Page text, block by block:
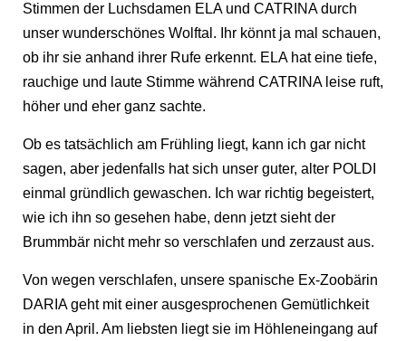
Stimmen der Luchsdamen ELA und CATRINA durch
unser wunderschönes Wolftal. Ihr könnt ja mal schauen,
ob ihr sie anhand ihrer Rufe erkennt. ELA hat eine tiefe,
rauchige und laute Stimme während CATRINA leise ruft,
höher und eher ganz sachte.
Ob es tatsächlich am Frühling liegt, kann ich gar nicht
sagen, aber jedenfalls hat sich unser guter, alter POLDI
einmal gründlich gewaschen. Ich war richtig begeistert,
wie ich ihn so gesehen habe, denn jetzt sieht der
Brummbär nicht mehr so verschlafen und zerzaust aus.
Von wegen verschlafen, unsere spanische Ex-Zoobärin
DARIA geht mit einer ausgesprochenen Gemütlichkeit
in den April. Am liebsten liegt sie im Höhleneingang auf